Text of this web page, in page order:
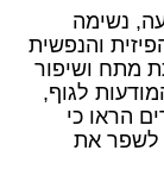
נשימה
והנפשית
מתח ושיפור
לגוף,
הראו כי
לשפר את